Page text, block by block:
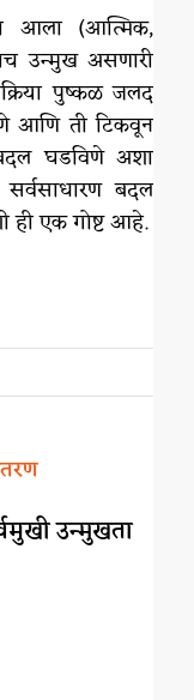
आला (आत्मिक,
उन्मुख असणारी
पुष्कळ जलद
आणि ती टिकवून
घडविणे अशा
बदल
ही एक गोष्ट आहे.
उन्मुखता